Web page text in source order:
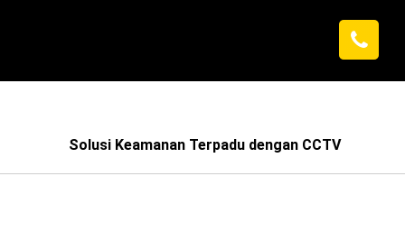
Solusi Keamanan Terpadu dengan CCTV